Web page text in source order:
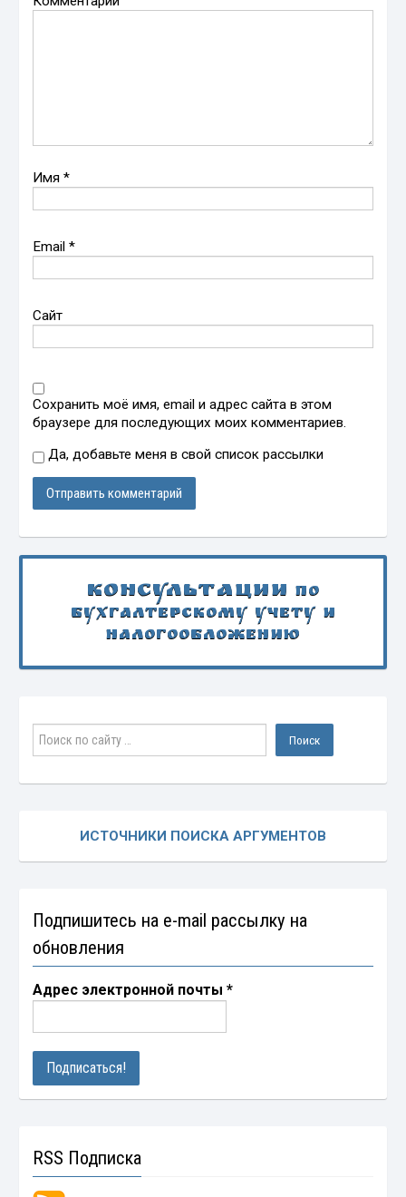
Имя*
Email*
Сайт
Сохранить моё имя, email и адрес сайта в этом
браузере для последующих моих комментариев.
Да, добавьте меня в свой список рассылки
Консультации по
бухгалтерскому учету и
налогообложению
ИСТОЧНИКИ ПОИСКА АРГУМЕНТОВ
Подпишитесь на e-mail рассылку на
обновления
Адрес электронной почты*
RSS Подписка